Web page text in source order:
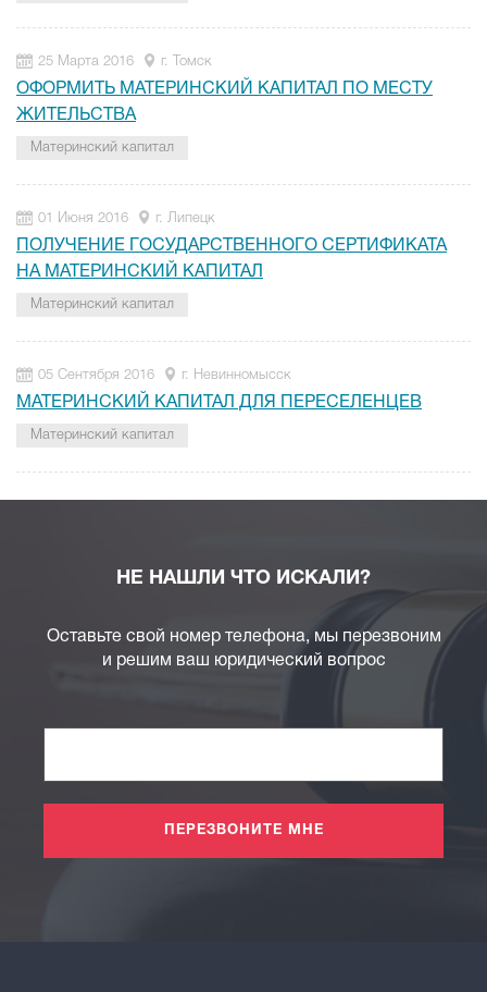
25 Марта 2016 г. Томск
ОФОРМИТЬ МАТЕРИНСКИЙ КАПИТАЛ ПО МЕСТУ
ЖИТЕЛЬСТВА
Материнский капитал
01 Июня 2016 г. Липецк
ПОЛУЧЕНИЕ ГОСУДАРСТВЕННОГО СЕРТИФИКАТА
НА МАТЕРИНСКИЙ КАПИТАЛ
Материнский капитал
05 Сентября 2016 г. Невинномысск
МАТЕРИНСКИЙ КАПИТАЛ ДЛЯ ПЕРЕСЕЛЕНЦЕВ
Материнский капитал
НЕ НАШЛИ ЧТО ИСКАЛИ?
Оставьте свой номер телефона, мы перезвоним
и решим ваш юридический вопрос
ПЕРЕЗВОНИТЕ МНЕ